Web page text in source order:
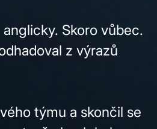
Skoro vůbec.
z výrazů
týmu a skončil se